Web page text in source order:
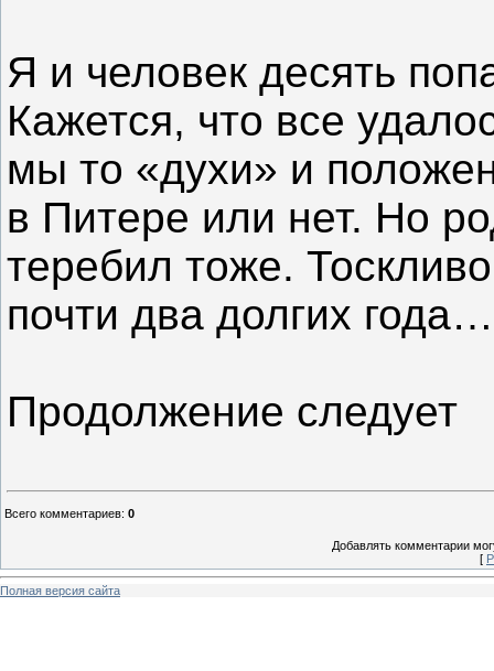
Я и человек десять
Кажется, что все
мы то «духи» и
в Питере или нет. Но
теребил тоже.
почти два долгих года…
Продолжение следует
Всего комментариев: 0
Добавлять комментарии
[
Полная версия сайта